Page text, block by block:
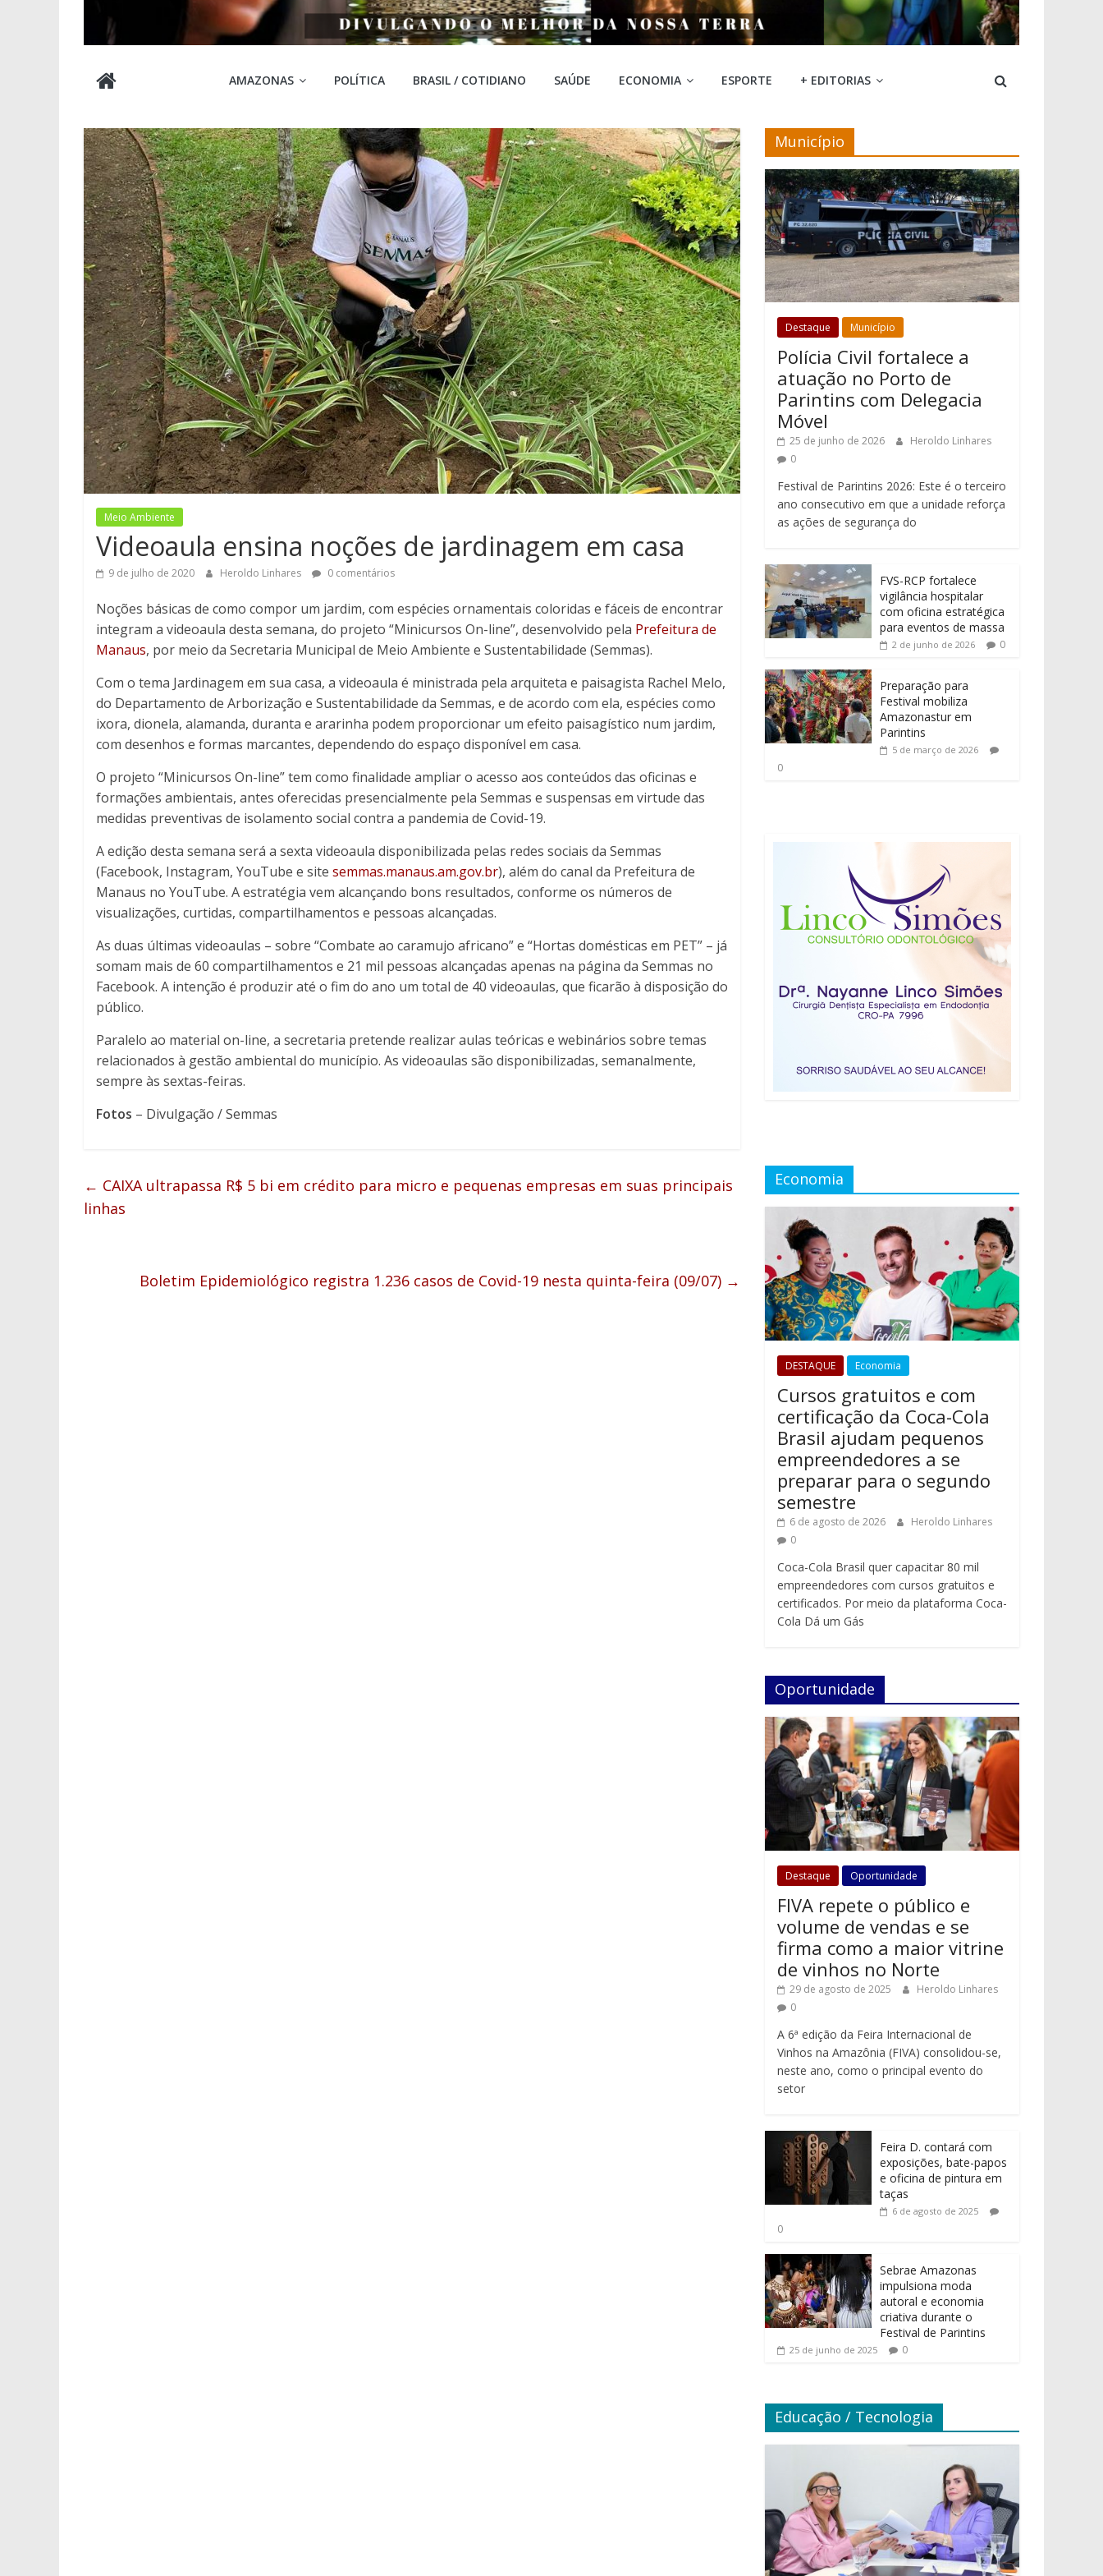
Cabocla
AMAZONAS POLÍTICA BRASIL / COTIDIANO SAÚDE ECONOMIA ESPORTE + EDITORIAS
Meio Ambiente
Videoaula ensina noções de jardinagem em casa
9 de julho de 2020 Heroldo Linhares 0 comentários
Noções básicas de como compor um jardim, com espécies ornamentais coloridas e fáceis de encontrar
integram a videoaula desta semana, do projeto “Minicursos On-line”, desenvolvido pela Prefeitura de
Manaus, por meio da Secretaria Municipal de Meio Ambiente e Sustentabilidade (Semmas).
Com o tema Jardinagem em sua casa, a videoaula é ministrada pela arquiteta e paisagista Rachel Melo,
do Departamento de Arborização e Sustentabilidade da Semmas, e de acordo com ela, espécies como
ixora, dionela, alamanda, duranta e ararinha podem proporcionar um efeito paisagístico num jardim,
com desenhos e formas marcantes, dependendo do espaço disponível em casa.
O projeto “Minicursos On-line” tem como finalidade ampliar o acesso aos conteúdos das oficinas e
formações ambientais, antes oferecidas presencialmente pela Semmas e suspensas em virtude das
medidas preventivas de isolamento social contra a pandemia de Covid-19.
A edição desta semana será a sexta videoaula disponibilizada pelas redes sociais da Semmas
(Facebook, Instagram, YouTube e site semmas.manaus.am.gov.br), além do canal da Prefeitura de
Manaus no YouTube. A estratégia vem alcançando bons resultados, conforme os números de
visualizações, curtidas, compartilhamentos e pessoas alcançadas.
As duas últimas videoaulas – sobre “Combate ao caramujo africano” e “Hortas domésticas em PET” – já
somam mais de 60 compartilhamentos e 21 mil pessoas alcançadas apenas na página da Semmas no
Facebook. A intenção é produzir até o fim do ano um total de 40 videoaulas, que ficarão à disposição do
público.
Paralelo ao material on-line, a secretaria pretende realizar aulas teóricas e webinários sobre temas
relacionados à gestão ambiental do município. As videoaulas são disponibilizadas, semanalmente,
sempre às sextas-feiras.
Fotos – Divulgação / Semmas
← CAIXA ultrapassa R$ 5 bi em crédito para micro e pequenas empresas em suas principais
linhas
Boletim Epidemiológico registra 1.236 casos de Covid-19 nesta quinta-feira (09/07) →
Município
Destaque Município
Polícia Civil fortalece a
atuação no Porto de
Parintins com Delegacia
Móvel
25 de junho de 2026
Heroldo Linhares
0
Festival de Parintins 2026: Este é o terceiro
ano consecutivo em que a unidade reforça
as ações de segurança do
FVS-RCP fortalece
vigilância hospitalar
com oficina estratégica
para eventos de massa
2 de junho de 2026 0
Preparação para
Festival mobiliza
Amazonastur em
Parintins
5 de março de 2026
0
Economia
DESTAQUE Economia
Cursos gratuitos e com
certificação da Coca-Cola
Brasil ajudam pequenos
empreendedores a se
preparar para o segundo
semestre
6 de agosto de 2026
Heroldo Linhares
0
Coca-Cola Brasil quer capacitar 80 mil
empreendedores com cursos gratuitos e
certificados. Por meio da plataforma Coca-
Cola Dá um Gás
Oportunidade
Destaque Oportunidade
FIVA repete o público e
volume de vendas e se
firma como a maior vitrine
de vinhos no Norte
29 de agosto de 2025
Heroldo Linhares
0
A 6ª edição da Feira Internacional de
Vinhos na Amazônia (FIVA) consolidou-se,
neste ano, como o principal evento do
setor
Feira D. contará com
exposições, bate-papos
e oficina de pintura em
taças
6 de agosto de 2025
0
Sebrae Amazonas
impulsiona moda
autoral e economia
criativa durante o
Festival de Parintins
25 de junho de 2025 0
Educação / Tecnologia